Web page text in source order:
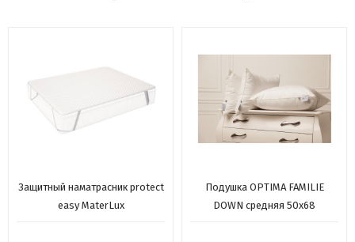
Защитный наматрасник protect
easy MaterLux
Подушка OPTIMA FAMILIE
DOWN средняя 50х68